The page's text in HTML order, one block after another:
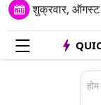
शुक्रवार,
होम